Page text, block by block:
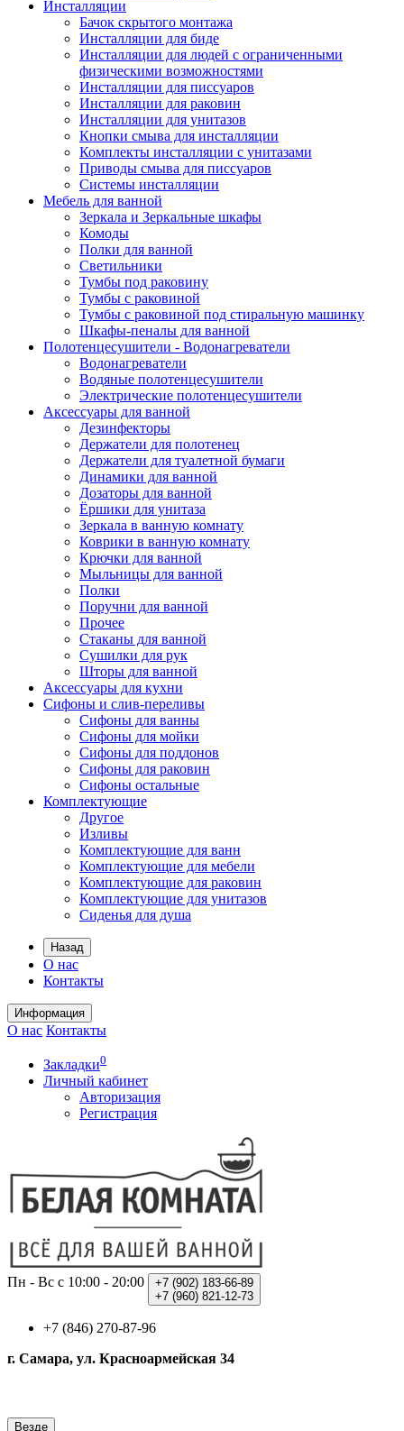
Инсталляции
Бачок скрытого монтажа
Инсталляции для биде
Инсталляции для людей с ограниченными
физическими возможностями
Инсталляции для писсуаров
Инсталляции для раковин
Инсталляции для унитазов
Кнопки смыва для инсталляции
Комплекты инсталляции с унитазами
Приводы смыва для писсуаров
Системы инсталляции
Мебель для ванной
Зеркала и Зеркальные шкафы
Комоды
Полки для ванной
Светильники
Тумбы под раковину
Тумбы с раковиной
Тумбы с раковиной под стиральную машинку
Шкафы-пеналы для ванной
Полотенцесушители - Водонагреватели
Водонагреватели
Водяные полотенцесушители
Электрические полотенцесушители
Аксессуары для ванной
Дезинфекторы
Держатели для полотенец
Держатели для туалетной бумаги
Динамики для ванной
Дозаторы для ванной
Ёршики для унитаза
Зеркала в ванную комнату
Коврики в ванную комнату
Крючки для ванной
Мыльницы для ванной
Полки
Поручни для ванной
Прочее
Стаканы для ванной
Сушилки для рук
Шторы для ванной
Аксессуары для кухни
Сифоны и слив-переливы
Сифоны для ванны
Сифоны для мойки
Сифоны для поддонов
Сифоны для раковин
Сифоны остальные
Комплектующие
Другое
Изливы
Комплектующие для ванн
Комплектующие для мебели
Комплектующие для раковин
Комплектующие для унитазов
Сиденья для душа
Назад
О нас
Контакты
Информация
О нас Контакты
Закладки0
Личный кабинет
Авторизация
Регистрация
Пн - Вс с 10:00 - 20:00 +7 (902) 183-66-89
+7 (960) 821-12-73
+7 (846) 270-87-96
г. Самара, ул. Красноармейская 34
Везде